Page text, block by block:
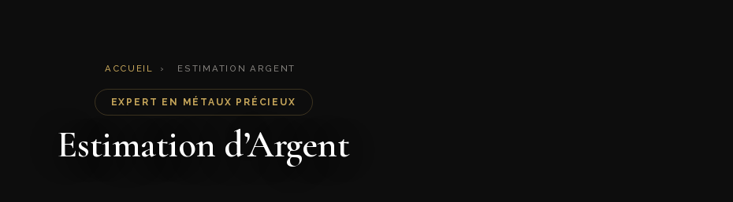
ACCUEIL › ESTIMATION ARGENT
EXPERT EN MÉTAUX PRÉCIEUX
Estimation d’Argent